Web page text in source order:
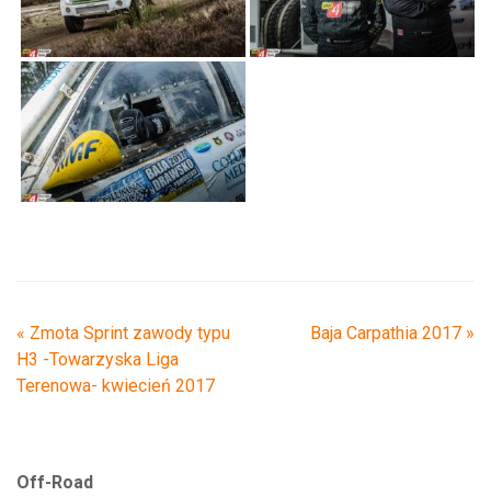
« Zmota Sprint zawody typu
H3 -Towarzyska Liga
Terenowa- kwiecień 2017
Baja Carpathia 2017 »
Off-Road